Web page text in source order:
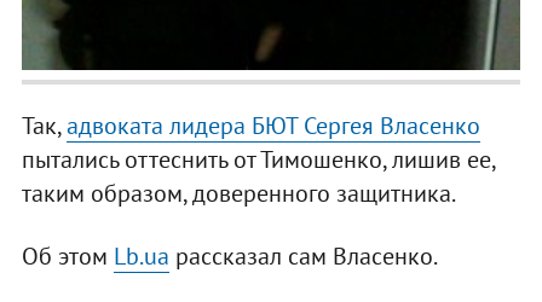
Так,адвоката лидера БЮТ Сергея Власенко
пытались оттеснить от Тимошенко, лишив ее,
таким образом, доверенного защитника.
Об этом Lb.ua рассказал сам Власенко.